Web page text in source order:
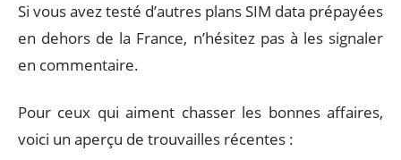
Si vous avez testé d’autres plans SIM data prépayées
en dehors de la France, n’hésitez pas à les signaler
en commentaire.
Pour ceux qui aiment chasser les bonnes affaires,
voici un aperçu de trouvailles récentes :